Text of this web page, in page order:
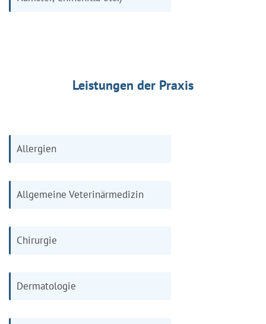
Leistungen der Praxis
Allergien
Allgemeine Veterinärmedizin
Chirurgie
Dermatologie